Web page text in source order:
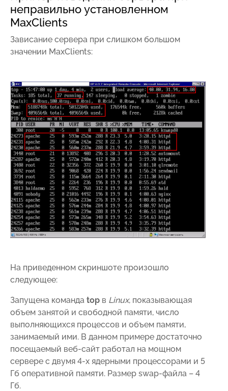
неправильно установленном
MaxClients
Зависание сервера при слишком большом
значении MaxClients:
На приведенном скриншоте произошло
следующее:
Запущена команда top в Linux, показывающая
объем занятой и свободной памяти, число
выполняющихся процессов и объем памяти,
занимаемый ими. В данном примере достаточно
посещаемый веб-сайт работал на мощном
сервере с двумя 4-х ядерными процессорами и 5
Гб оперативной памяти. Размер swap-файла – 4
Гб.